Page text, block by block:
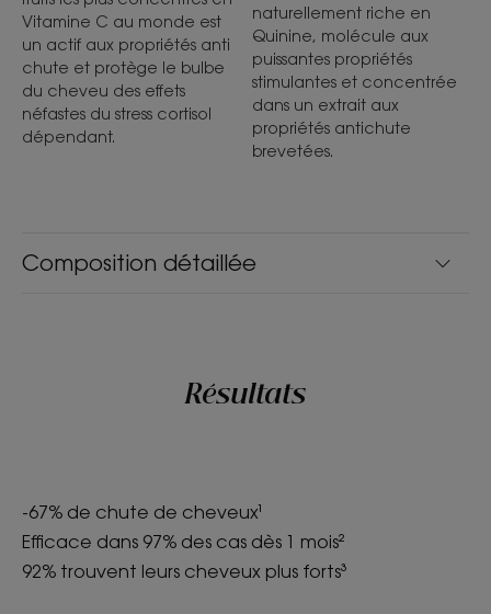
Composition détaillée
Vitamine C au monde est
un actif aux propriétés anti
chute et protège le bulbe
du cheveu des effets
néfastes du stress cortisol
dépendant.
naturellement riche en
Quinine, molécule aux
puissantes propriétés
stimulantes et concentrée
dans un extrait aux
propriétés antichute
brevetées.
Résultats
-67% de chute de cheveux¹
Efficace dans 97% des cas dès 1 mois²
92% trouvent leurs cheveux plus forts³